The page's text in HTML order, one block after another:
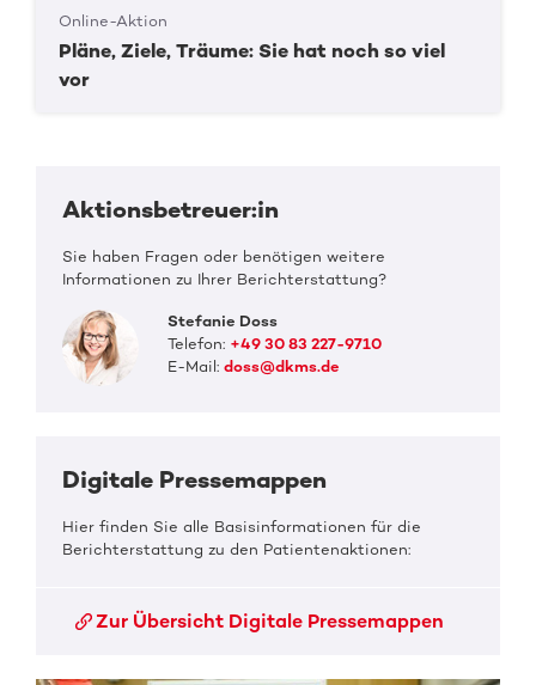
Online-Aktion
Pläne, Ziele, Träume: Sie hat noch so viel
vor
Aktionsbetreuer:in
Sie haben Fragen oder benötigen weitere
Informationen zu Ihrer Berichterstattung?
Stefanie Doss
Telefon: +49 30 83 227-9710
E-Mail:doss@dkms.de
Digitale Pressemappen
Hier finden Sie alle Basisinformationen für die
Berichterstattung zu den Patientenaktionen:
Zur Übersicht Digitale Pressemappen